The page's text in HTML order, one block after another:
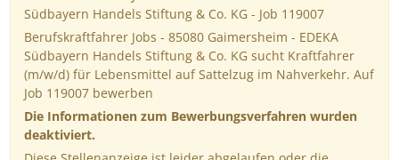
Südbayern Handels Stiftung & Co. KG - Job 119007
Berufskraftfahrer Jobs - 85080 Gaimersheim - EDEKA
Südbayern Handels Stiftung & Co. KG sucht Kraftfahrer
(m/w/d) für Lebensmittel auf Sattelzug im Nahverkehr. Auf
Job 119007 bewerben
Die Informationen zum Bewerbungsverfahren wurden
deaktiviert.